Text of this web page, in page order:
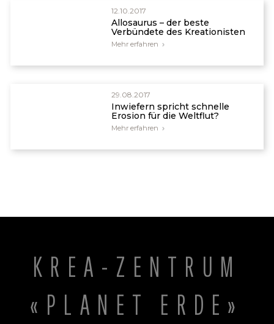
12.10.2017
Allosaurus – der beste
Verbündete des Kreationisten
Mehr erfahren
29.08.2017
Inwiefern spricht schnelle
Erosion für die Weltflut?
Mehr erfahren
KREA-ZENTRUM
«PLANET ERDE»